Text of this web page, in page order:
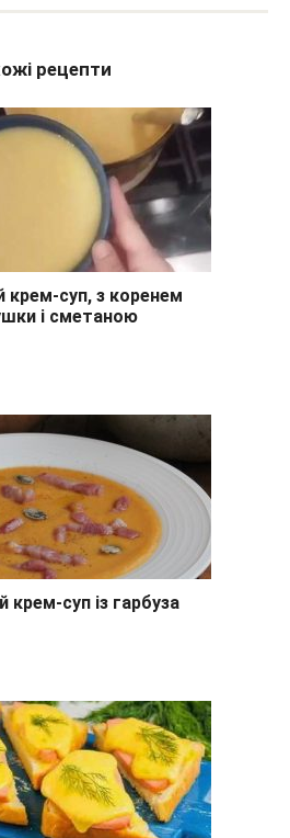
рецепти
крем-суп, з коренем
і сметаною
крем-суп із гарбуза